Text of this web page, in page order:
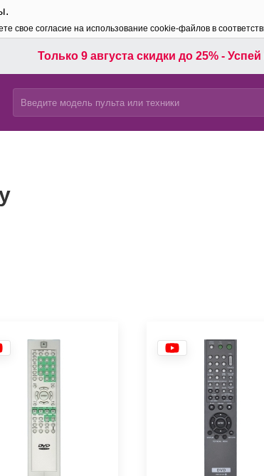
свое согласие на использование cookie-файлов в
Только 9 августа скидки до 25% -